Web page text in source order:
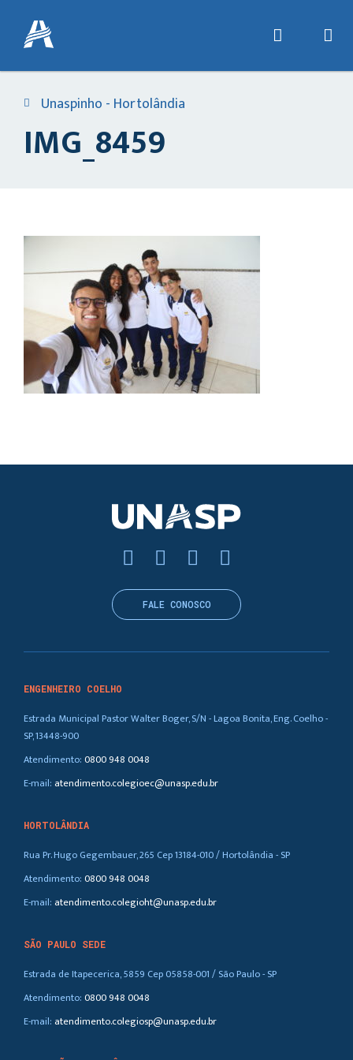
Unaspinho - Hortolândia
IMG_8459
ENGENHEIRO COELHO
Estrada Municipal Pastor Walter Boger, S/N - Lagoa Bonita, Eng. Coelho -
SP, 13448-900
Atendimento:0800 948 0048
E-mail: atendimento.colegioec@unasp.edu.br
HORTOLÂNDIA
Rua Pr. Hugo Gegembauer, 265 Cep 13184-010 / Hortolândia - SP
Atendimento:0800 948 0048
E-mail: atendimento.colegioht@unasp.edu.br
SÃO PAULO SEDE
Estrada de Itapecerica, 5859 Cep 05858-001 / São Paulo - SP
Atendimento:0800 948 0048
E-mail: atendimento.colegiosp@unasp.edu.br
FALE CONOSCO